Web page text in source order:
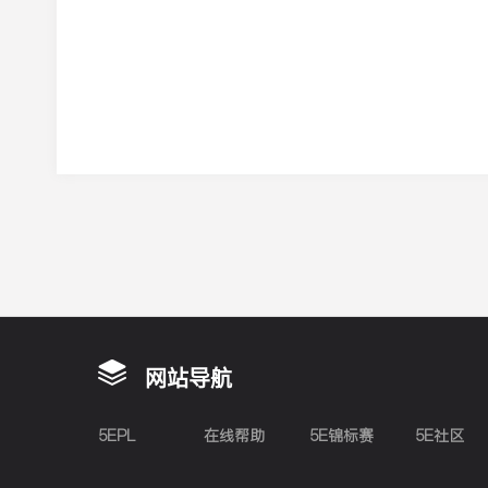
网站导航
5EPL 在线帮助 5E锦标赛 5E社区